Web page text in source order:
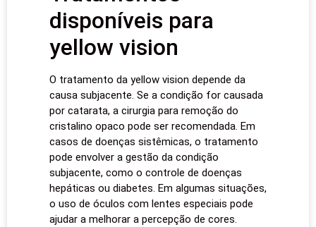
disponíveis para
yellow vision
O tratamento da yellow vision depende da
causa subjacente. Se a condição for causada
por catarata, a cirurgia para remoção do
cristalino opaco pode ser recomendada. Em
casos de doenças sistêmicas, o tratamento
pode envolver a gestão da condição
subjacente, como o controle de doenças
hepáticas ou diabetes. Em algumas situações,
o uso de óculos com lentes especiais pode
ajudar a melhorar a percepção de cores.